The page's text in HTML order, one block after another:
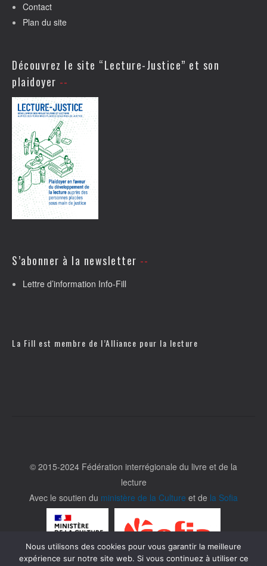
Contact
Plan du site
Découvrez le site “Lecture-Justice” et son
plaidoyer
S’abonner à la newsletter
Lettre d’information Info-Fill
La Fill est membre de l’Alliance pour la lecture
© 2015-2024 Fédération interrégionale du livre et de la
lecture
Avec le soutien du ministère de la Culture et de la Sofia
Nous utilisons des cookies pour vous garantir la meilleure
expérience sur notre site web. Si vous continuez à utiliser ce